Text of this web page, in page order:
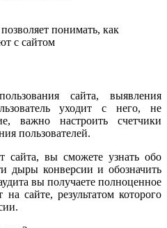
понимать, как
с сайтом
сайта, выявления
уходит с него, не
важно настроить счетчики
пользователей.
сайта, вы сможете узнать обо
дыры конверсии и обозначить
вы получаете полноценное
сайте, результатом которого